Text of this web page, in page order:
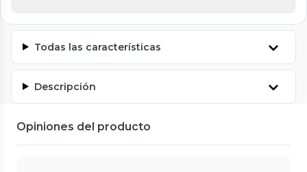
Todas las características
Descripción
Opiniones del producto